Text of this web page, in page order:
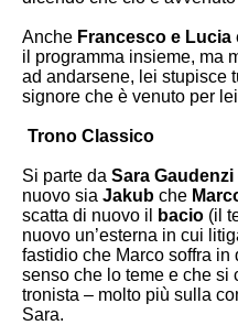
Anche Francesco e Lucia
il programma insieme, ma
ad andarsene, lei stupisce
signore che è venuto per
Trono Classico
Si parte da Sara Gaudenzi
nuovo sia Jakub che
scatta di nuovo il
bacio (il
nuovo un’esterna in cui
fastidio che Marco soffra in
senso che lo teme e che si
tronista – molto più sulla
Sara.